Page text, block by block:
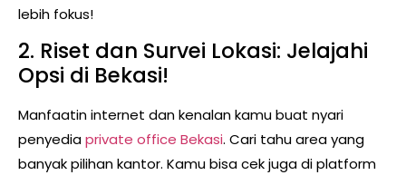
lebih fokus!
2. Riset dan Survei Lokasi: Jelajahi
Opsi di Bekasi!
Manfaatin internet dan kenalan kamu buat nyari
penyediaprivate office Bekasi. Cari tahu area yang
banyak pilihan kantor. Kamu bisa cek juga di platform